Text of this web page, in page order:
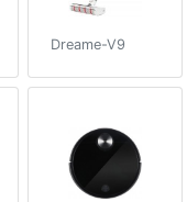
Dreame-V9